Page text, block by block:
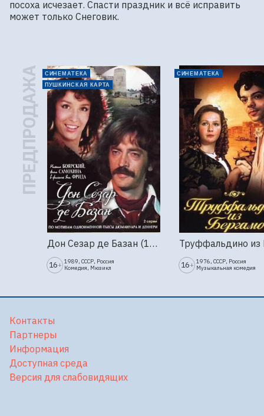
посоха исчезает. Спасти праздник и всё исправить
может только Снеговик.
ПРЕДПРОДАЖА
СИНЕМАТЕКА
ПУШКИНСКАЯ КАРТА
Дон Сезар де Базан (1989г., Ленфильм, 2 серии)
16+ 1989, СССР, Россия
Комедия, Мюзикл
СИНЕМАТЕКА
16+ 1976, СССР, Россия
Музыкальная комедия
Контакты
Партнеры
Информация
Доступная среда
Версия для слабовидящих